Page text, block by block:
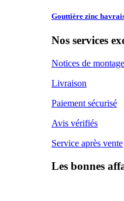
Gouttière zinc
Nos services
Notices de
Livraison
Paiement sécurisé
Avis vérifiés
Service après vente
Les bonnes